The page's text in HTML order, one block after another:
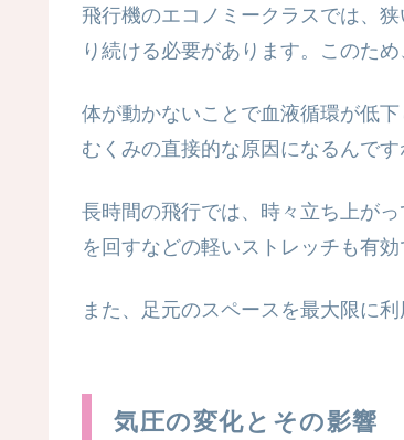
飛行機のエコノミークラスでは、
り続ける必要があります。このた
体が動かないことで血液循環が低
むくみの直接的な原因になるんです
長時間の飛行では、時々立ち上が
を回すなどの軽いストレッチも有効
また、足元のスペースを最大限に
気圧の変化とその影響